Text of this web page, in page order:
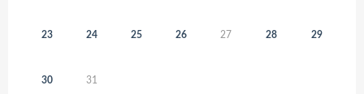
23 24 25 26 27 28 29
30 31